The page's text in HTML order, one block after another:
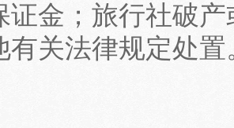
证金；旅行社破
有关法律规定处置